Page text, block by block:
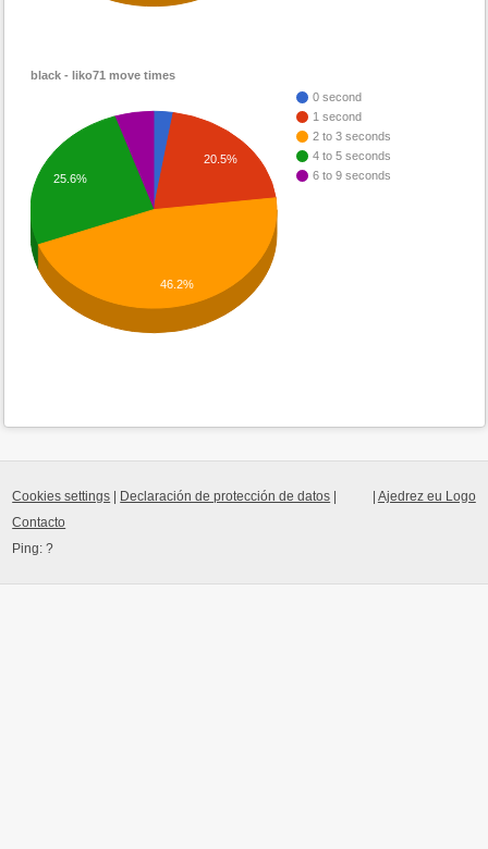
black - liko71 move times
0 second
1 second
2 to 3 seconds
4 to 5 seconds
6 to 9 seconds
20.5%
25.6%
46.2%
Ajedrez eu Logo
Cookies settings Declaración de protección de datos
Contacto
Ping:?